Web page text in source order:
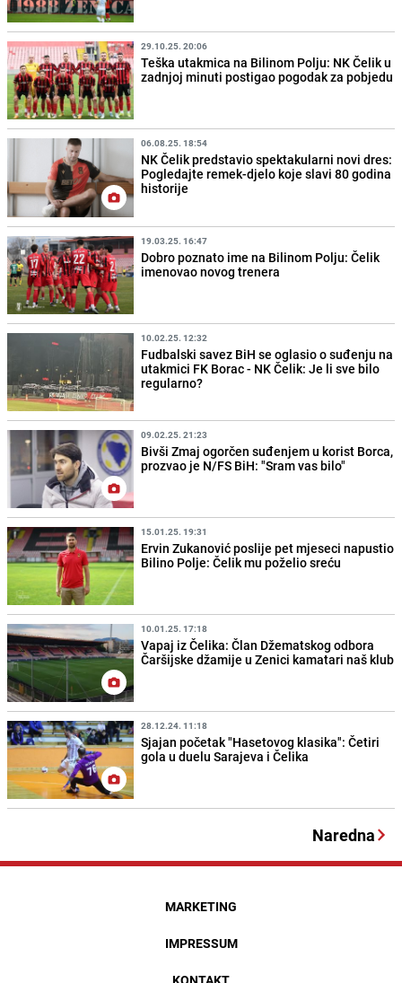
29.10.25. 20:06
Teška utakmica na Bilinom Polju: NK Čelik u
zadnjoj minuti postigao pogodak za pobjedu
06.08.25. 18:54
NK Čelik predstavio spektakularni novi dres:
Pogledajte remek-djelo koje slavi 80 godina
historije
19.03.25. 16:47
Dobro poznato ime na Bilinom Polju: Čelik
imenovao novog trenera
10.02.25. 12:32
Fudbalski savez BiH se oglasio o suđenju na
utakmici FK Borac - NK Čelik: Je li sve bilo
regularno?
09.02.25. 21:23
Bivši Zmaj ogorčen suđenjem u korist Borca,
prozvao je N/FS BiH: "Sram vas bilo"
15.01.25. 19:31
Ervin Zukanović poslije pet mjeseci napustio
Bilino Polje: Čelik mu poželio sreću
10.01.25. 17:18
Vapaj iz Čelika: Član Džematskog odbora
Čaršijske džamije u Zenici kamatari naš klub
28.12.24. 11:18
Sjajan početak "Hasetovog klasika": Četiri
gola u duelu Sarajeva i Čelika
Naredna
MARKETING
IMPRESSUM